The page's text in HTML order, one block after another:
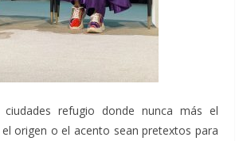
ciudades refugio donde nunca más el
origen o el acento sean pretextos para